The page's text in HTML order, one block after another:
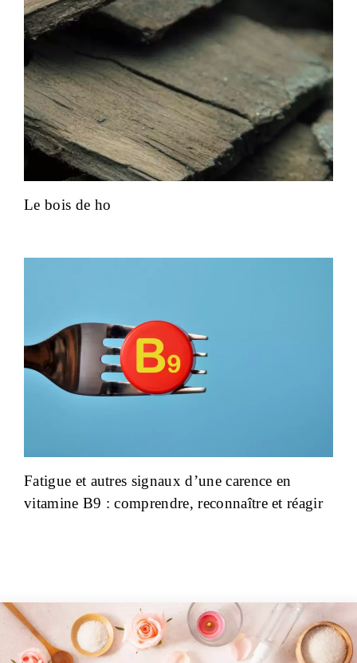
Le bois de ho
Fatigue et autres signaux d’une carence en
vitamine B9 : comprendre, reconnaître et réagir